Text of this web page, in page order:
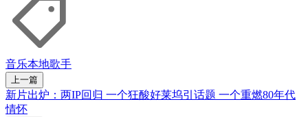
音乐本地歌手
上一篇
新片出炉：两IP回归 一个狂酸好莱坞引话题 一个重燃80年代
情怀